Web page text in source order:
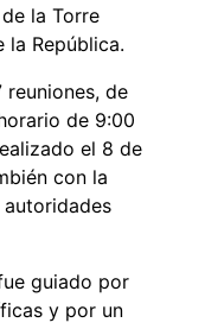
la Torre
la República.
reuniones, de
de 9:00
el 8 de
con la
guiado por
y por un